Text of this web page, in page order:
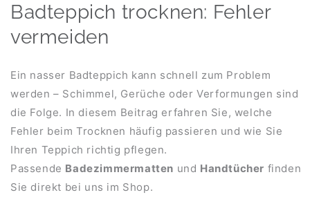
Badteppich trocknen: Fehler
vermeiden
Ein nasser Badteppich kann schnell zum Problem
werden – Schimmel, Gerüche oder Verformungen sind
die Folge. In diesem Beitrag erfahren Sie, welche
Fehler beim Trocknen häufig passieren und wie Sie
Ihren Teppich richtig pflegen.
Passende Badezimmermatten und Handtücher finden
Sie direkt bei uns im Shop.